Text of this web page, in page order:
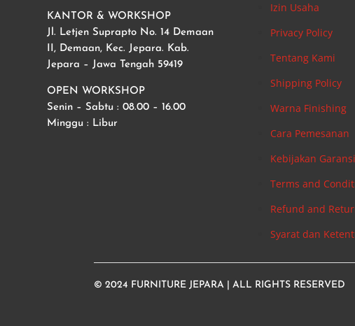
KANTOR & WORKSHOP
Jl. Letjen Suprapto No. 14 Demaan
II, Demaan, Kec. Jepara. Kab.
Jepara – Jawa Tengah 59419
OPEN WORKSHOP
Senin – Sabtu : 08.00 – 16.00
Minggu : Libur
Izin Usaha
Privacy Policy
Tentang Kami
Shipping Policy
Warna Finishing
Cara Pemesanan
Kebijakan Garansi
Terms and
Refund and
Syarat dan
© 2024 FURNITURE JEPARA | ALL RIGHTS RESERVED